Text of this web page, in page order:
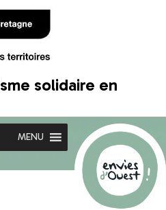
solidaire en
MENU